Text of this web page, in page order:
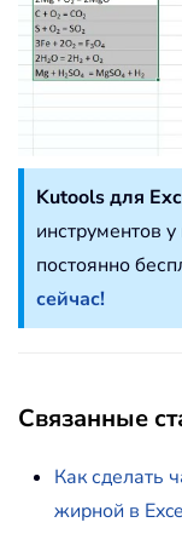
Kutools для
инструментов
постоянно
сейчас!
Связанные
Как сделать
жирной в